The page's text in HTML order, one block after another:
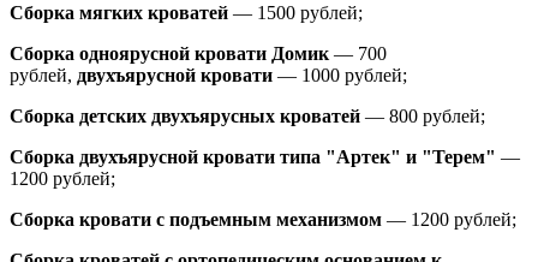
Сборка мягких кроватей — 1500 рублей;
Сборка одноярусной кровати Домик — 700
рублей, двухъярусной кровати — 1000 рублей;
Сборка детских двухъярусных кроватей — 800 рублей;
Сборка двухъярусной кровати типа "Артек" и "Терем" —
1200 рублей;
Сборка кровати с подъемным механизмом — 1200 рублей;